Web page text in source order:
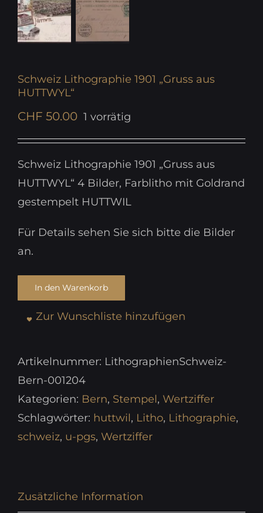
Schweiz Lithographie 1901 „Gruss aus
HUTTWYL“
CHF 50.00 1 vorrätig
Schweiz Lithographie 1901 „Gruss aus
HUTTWYL“ 4 Bilder, Farblitho mit Goldrand
gestempelt HUTTWIL
Für Details sehen Sie sich bitte die Bilder
an.
In den Warenkorb
Zur Wunschliste hinzufügen
Artikelnummer: LithographienSchweiz-
Bern-001204
Kategorien: Bern, Stempel, Wertziffer
Schlagwörter: huttwil, Litho, Lithographie,
schweiz, u-pgs, Wertziffer
Zusätzliche Information